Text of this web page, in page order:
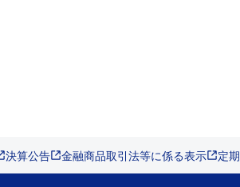
決算公告 金融商品取引法等に係る表示 定